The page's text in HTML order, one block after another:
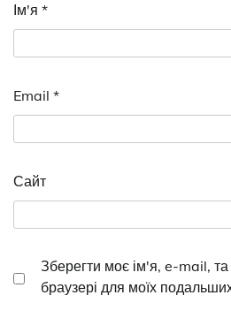
Ім'я *
Email *
Сайт
Зберегти моє ім'я, e-mail,
браузері для моїх